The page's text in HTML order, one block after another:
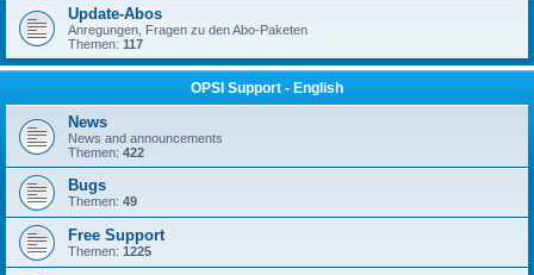
Update-Abos
Anregungen, Fragen zu den Abo-Paketen
Themen: 117
OPSI Support - English
News
News and announcements
Themen: 422
Bugs
Themen: 49
Free Support
Themen: 1225